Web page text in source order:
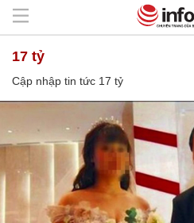
17 tỷ
Cập nhập tin tức 17 tỷ